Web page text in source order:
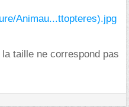
Animau...ttopteres).jpg
taille ne correspond pas